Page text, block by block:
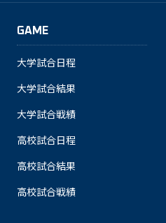
GAME
大学試合日程
大学試合結果
大学試合戦績
高校試合日程
高校試合結果
高校試合戦績